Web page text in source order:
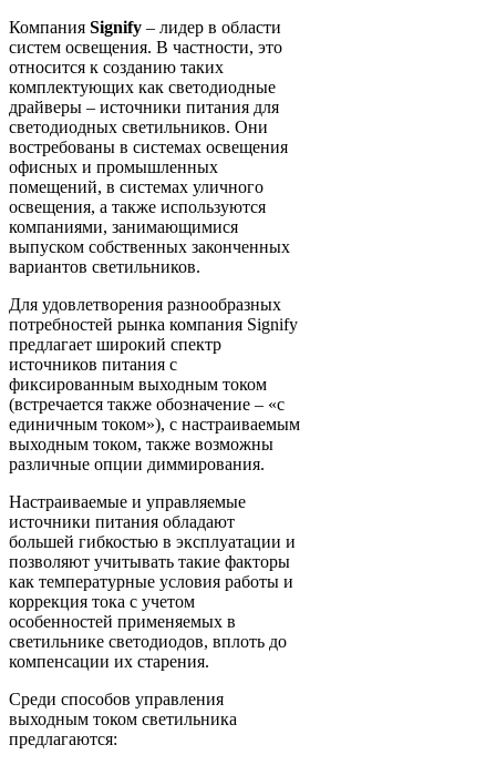
Компания Signify – лидер в области
систем освещения. В частности, это
относится к созданию таких
комплектующих как светодиодные
драйверы – источники питания для
светодиодных светильников. Они
востребованы в системах освещения
офисных и промышленных
помещений, в системах уличного
освещения, а также используются
компаниями, занимающимися
выпуском собственных законченных
вариантов светильников.
Для удовлетворения разнообразных
потребностей рынка компания Signify
предлагает широкий спектр
источников питания с
фиксированным выходным током
(встречается также обозначение – «с
единичным током»), с настраиваемым
выходным током, также возможны
различные опции диммирования.
Настраиваемые и управляемые
источники питания обладают
большей гибкостью в эксплуатации и
позволяют учитывать такие факторы
как температурные условия работы и
коррекция тока с учетом
особенностей применяемых в
светильнике светодиодов, вплоть до
компенсации их старения.
Среди способов управления
выходным током светильника
предлагаются: